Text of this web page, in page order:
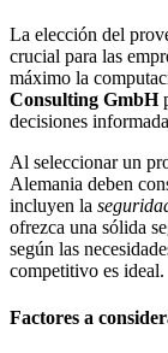
La elección del
crucial para las
máximo la
Consulting GmbH
decisiones
Al seleccionar un
Alemania deben
incluyen la
ofrezca una sólida
según las
competitivo es ideal.
Factores a